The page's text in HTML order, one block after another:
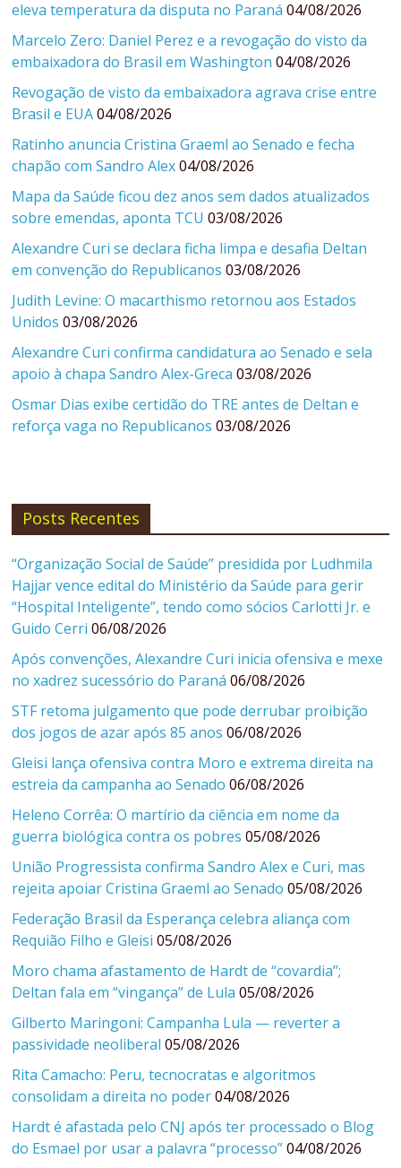
eleva temperatura da disputa no Paraná 04/08/2026
Marcelo Zero: Daniel Perez e a revogação do visto da
embaixadora do Brasil em Washington 04/08/2026
Revogação de visto da embaixadora agrava crise entre
Brasil e EUA 04/08/2026
Ratinho anuncia Cristina Graeml ao Senado e fecha
chapão com Sandro Alex 04/08/2026
Mapa da Saúde ficou dez anos sem dados atualizados
sobre emendas, aponta TCU 03/08/2026
Alexandre Curi se declara ficha limpa e desafia Deltan
em convenção do Republicanos 03/08/2026
Judith Levine: O macarthismo retornou aos Estados
Unidos 03/08/2026
Alexandre Curi confirma candidatura ao Senado e sela
apoio à chapa Sandro Alex-Greca 03/08/2026
Osmar Dias exibe certidão do TRE antes de Deltan e
reforça vaga no Republicanos 03/08/2026
Posts Recentes
“Organização Social de Saúde” presidida por Ludhmila
Hajjar vence edital do Ministério da Saúde para gerir
“Hospital Inteligente”, tendo como sócios Carlotti Jr. e
Guido Cerri 06/08/2026
Após convenções, Alexandre Curi inicia ofensiva e mexe
no xadrez sucessório do Paraná 06/08/2026
STF retoma julgamento que pode derrubar proibição
dos jogos de azar após 85 anos 06/08/2026
Gleisi lança ofensiva contra Moro e extrema direita na
estreia da campanha ao Senado 06/08/2026
Heleno Corrêa: O martírio da ciência em nome da
guerra biológica contra os pobres 05/08/2026
União Progressista confirma Sandro Alex e Curi, mas
rejeita apoiar Cristina Graeml ao Senado 05/08/2026
Federação Brasil da Esperança celebra aliança com
Requião Filho e Gleisi 05/08/2026
Moro chama afastamento de Hardt de “covardia”;
Deltan fala em “vingança” de Lula 05/08/2026
Gilberto Maringoni: Campanha Lula — reverter a
passividade neoliberal 05/08/2026
Rita Camacho: Peru, tecnocratas e algoritmos
consolidam a direita no poder 04/08/2026
Hardt é afastada pelo CNJ após ter processado o Blog
do Esmael por usar a palavra “processo” 04/08/2026